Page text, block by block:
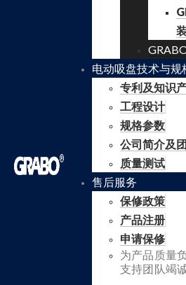
电动吸盘技术与规
专利及知识
工程设计
规格参数
公司简介及
质量测试
售后服务
保修政策
产品注册
申请保修
为产品质量
支持团队竭